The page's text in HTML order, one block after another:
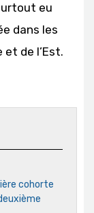
eu
dans les
et de l’Est.
cohorte